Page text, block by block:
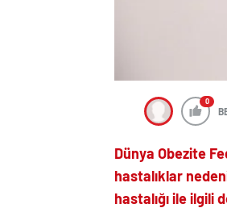
0
Dünya Obezite
hastalıklar
hastalığı ile